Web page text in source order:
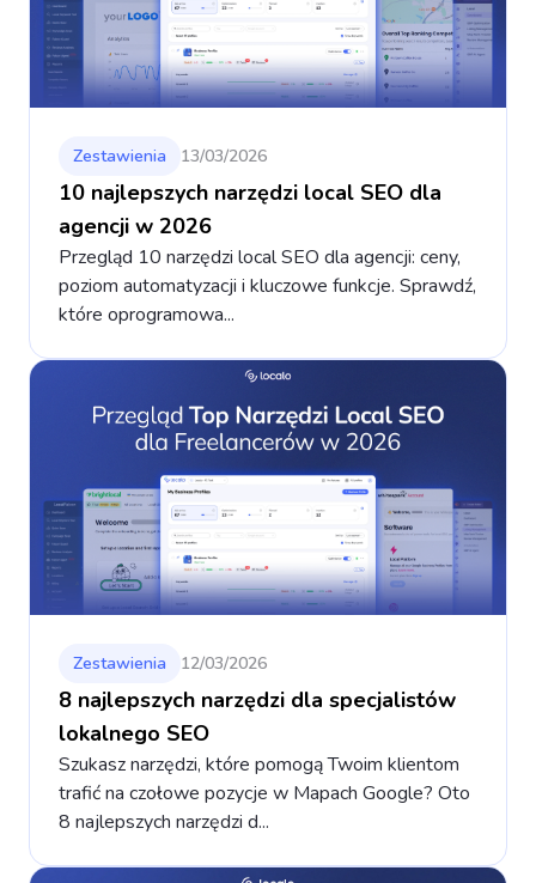
Zestawienia 13/03/2026
10 najlepszych narzędzi local SEO dla
agencji w 2026
Przegląd 10 narzędzi local SEO dla agencji: ceny,
poziom automatyzacji i kluczowe funkcje. Sprawdź,
które oprogramowa...
Zestawienia 12/03/2026
8 najlepszych narzędzi dla specjalistów
lokalnego SEO
Szukasz narzędzi, które pomogą Twoim klientom
trafić na czołowe pozycje w Mapach Google? Oto
8 najlepszych narzędzi d...